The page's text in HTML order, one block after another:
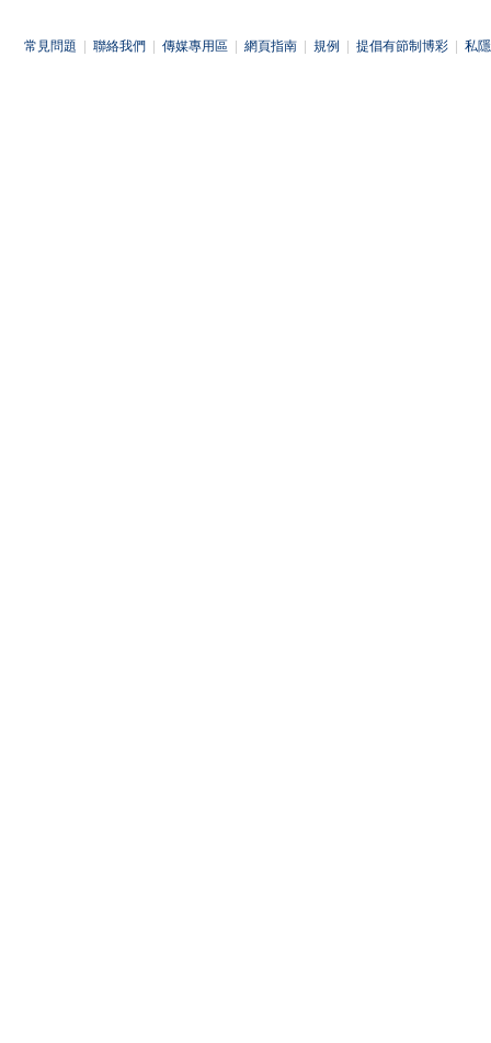
常見問題 聯絡我們 傳媒專用區 網頁指南 規例 提倡有節制博彩 私